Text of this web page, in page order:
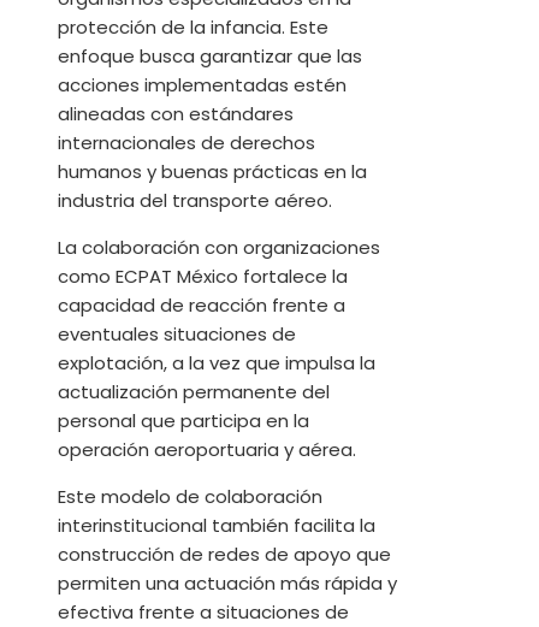
protección de la infancia. Este
enfoque busca garantizar que las
acciones implementadas estén
alineadas con estándares
internacionales de derechos
humanos y buenas prácticas en la
industria del transporte aéreo.
La colaboración con organizaciones
como ECPAT México fortalece la
capacidad de reacción frente a
eventuales situaciones de
explotación, a la vez que impulsa la
actualización permanente del
personal que participa en la
operación aeroportuaria y aérea.
Este modelo de colaboración
interinstitucional también facilita la
construcción de redes de apoyo que
permiten una actuación más rápida y
efectiva frente a situaciones de